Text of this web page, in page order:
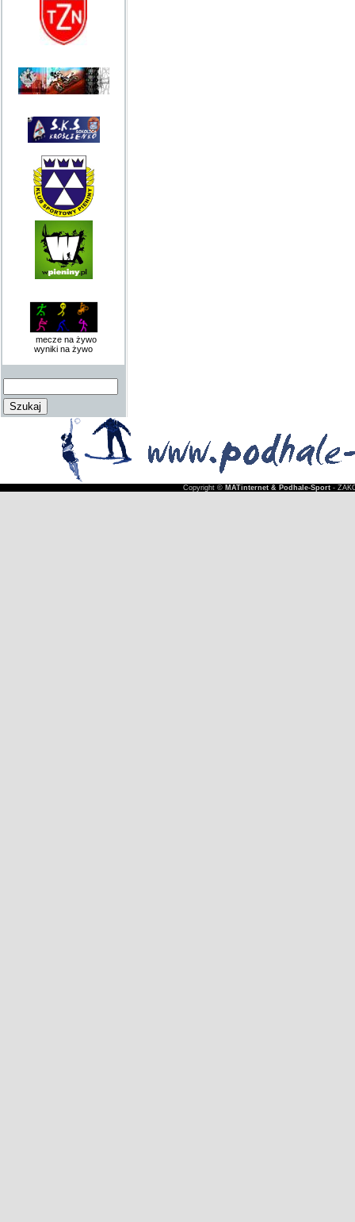
mecze na żywo
wyniki na żywo
Copyright © MATinternet & Podhale-Sport-